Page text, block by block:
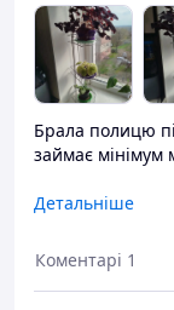
Брала полицю
займає мінімум
Переваги
Недоліки
Недоліків нема
Детальніше
Коментарі 1